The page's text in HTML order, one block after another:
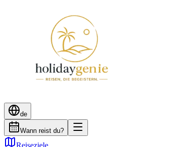
de
Wann reist du?
Reiseziele